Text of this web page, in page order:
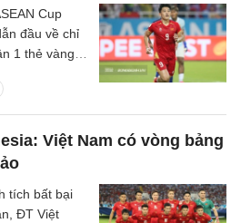
Cup
đầu về chỉ
1 thẻ vàng
Việt Nam có vòng bảng
tích bất bại
ĐT Việt